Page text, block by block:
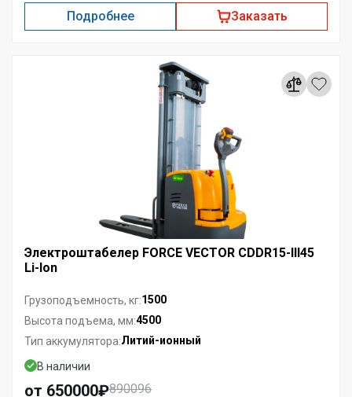
Подробнее Заказать
Электроштабелер FORCE VECTOR CDDR15-III45
Li-Ion
Грузоподъемность, кг:1500
Высота подъема, мм:4500
Тип аккумулятора:Литий-ионный
В наличии
от 650000₽890096